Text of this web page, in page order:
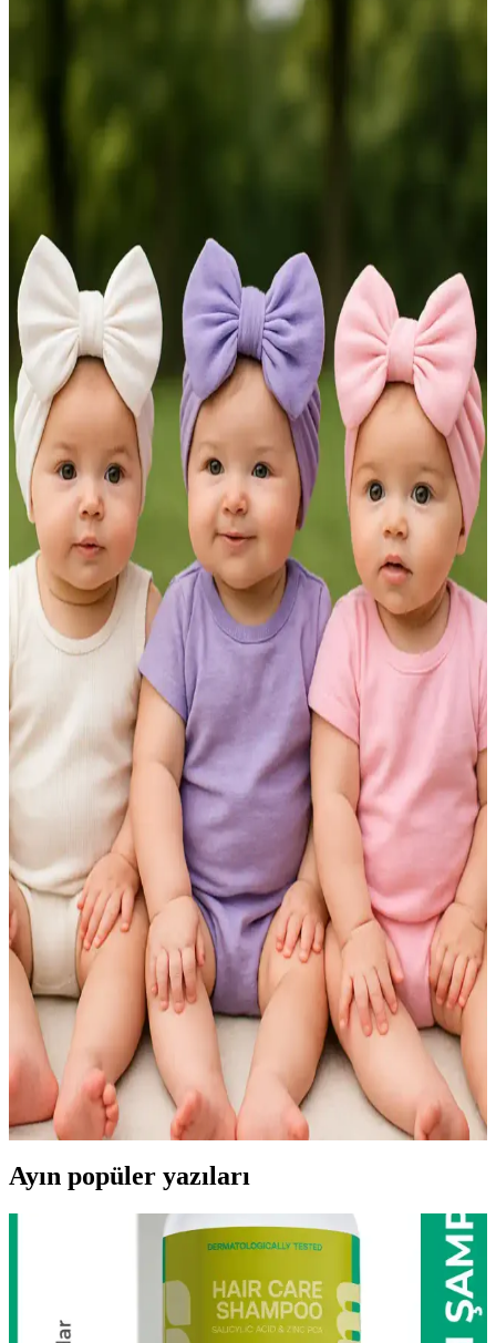
ENİA BABY'nin renkli ve şık bebek bonesi seti, hafif ve nefes
alabilir viskon malzemesiyle bebeklerin rahatlığı ve tarzını bir arada
SeherBebeButik Renkli Fırfır Bone Çocuklar İçin
Konforlu ve Şık Tasarım
SeherBebeButik'in renkli fırfır bone, pamuklu ve esnek yapısıyla
Stradivarius Şapka Modelleri: Kalite ve Stil ile
Modern Aksesuar Seçenekleri
Stradivarius şapkalar, genç ve dinamik tasarımlarıyla her mevsim
şıklık ve konfor sunar. Kova, fedora, bere ve hasır modellerle
stilinizi tamamlayın, doğru bakım ile uzun ömürlü kullanım sağlayın.
Bağlamalı Bucket Şapka: Şıklık ve Fonksiyonelliği
Bir Arada Sunan Moda Aksesuarı
Bağlamalı bucket şapka, estetik bağlama detayı ve geniş kenarıyla
güneşten korur, farklı stillere uyum sağlar. Pamuklu, su geçirmez ve
hasır seçenekleriyle konfor sunar.
Haşema Şapkası: Güneş Koruması ve Şıklığı Bir
Arada Sunan Modern Başlıklar
Haşema şapkaları, güneş koruması, saç bakımı ve konforu bir arada
sunar. Farklı modelleriyle su sporları ve günlük kullanımda modern
kadınların vazgeçilmezi oluyor.
Krem Rengi Şapka: Zarif ve Çok Yönlü Stil
Aksesuarınızın İncelikleri
Krem rengi şapka, nötr tonu ve çok yönlülüğüyle her mevsim şıklık
sunar. Farklı modeller ve malzemelerle kombinlenebilen bu
aksesuar, günlük ve özel günlerde stilinize zarafet katar.
BebeciBurada Kız Bebek Fiyonklu Bone: Şık ve
Rahat Yazlık Bebek Aksesuarı
BebeciBurada'nın pamuklu, yumuşak ve şık fiyonklu bone'u, 0-12
ay arası bebekler için ideal, hafif ve esnek yapısıyla rahatlık sağlar,
tarzını tamamlar ve ebeveynlerin beğenisini kazanır.
Cherub Baby Çift Kat Fiyonklu Bebek Bone: Şık ve
Fonksiyonel Bebek Aksesuarı
%100 pamuklu, çift kat fiyonk detaylı bebek bone, şık tasarımı ve
yüksek kalitesiyle günlük kullanım için ideal, rahat ve koruyucu bir
bebek aksesuarıdır.
Ayın popüler yazıları